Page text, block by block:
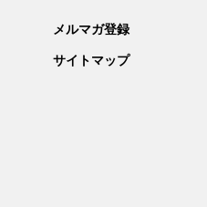
メルマガ登録
サイトマップ